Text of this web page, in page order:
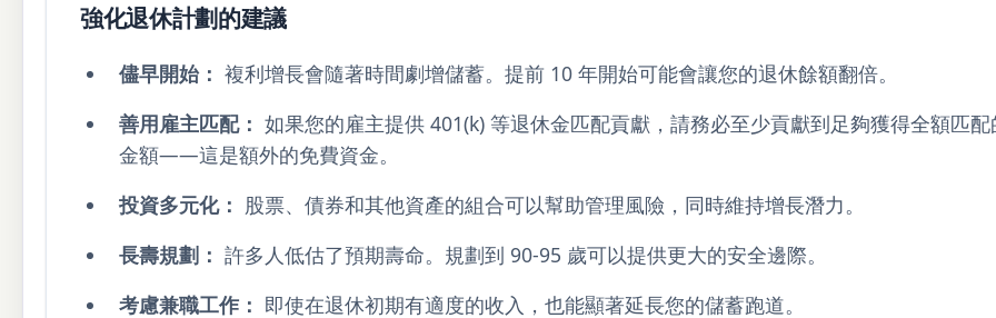
強化退休計劃的建議
儘早開始： 複利增長會隨著時間劇增儲蓄。提前 10 年開始可能會讓您的退休餘額翻倍。
善用雇主匹配： 如果您的雇主提供 401(k) 等退休金匹配貢獻，請務必至少貢獻到足夠獲得全額匹配
金額——這是額外的免費資金。
投資多元化： 股票、債券和其他資產的組合可以幫助管理風險，同時維持增長潛力。
長壽規劃： 許多人低估了預期壽命。規劃到 90-95 歲可以提供更大的安全邊際。
考慮兼職工作： 即使在退休初期有適度的收入，也能顯著延長您的儲蓄跑道。